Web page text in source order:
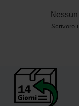
Scrivere